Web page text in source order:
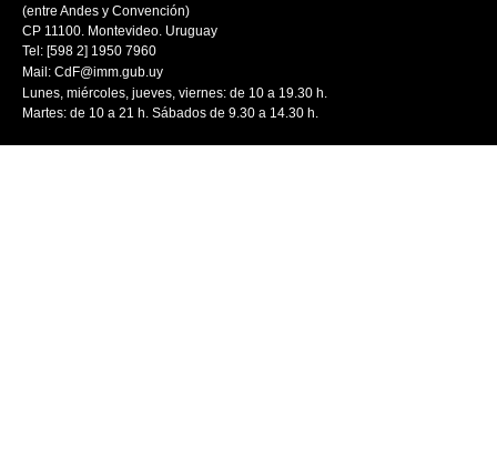
(entre Andes y Convención)
CP 11100. Montevideo. Uruguay
Tel: [598 2] 1950 7960
Mail: CdF@imm.gub.uy
Lunes, miércoles, jueves, viernes: de 10 a 19.30 h.
Martes: de 10 a 21 h. Sábados de 9.30 a 14.30 h.